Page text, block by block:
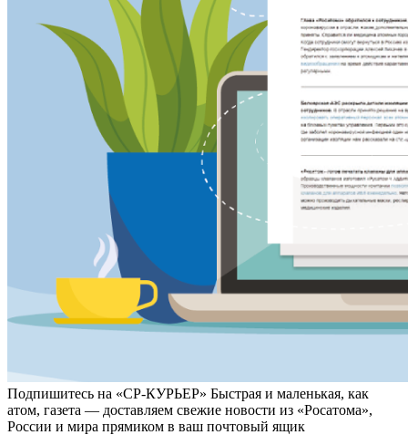
Подпишитесь на «СР-КУРЬЕР» Быстрая и маленькая, как
атом, газета — доставляем свежие новости из «Росатома»,
России и мира прямиком в ваш почтовый ящик